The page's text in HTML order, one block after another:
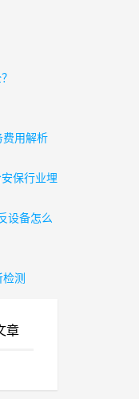
用解析
保行业埋
设备怎么
检测
章